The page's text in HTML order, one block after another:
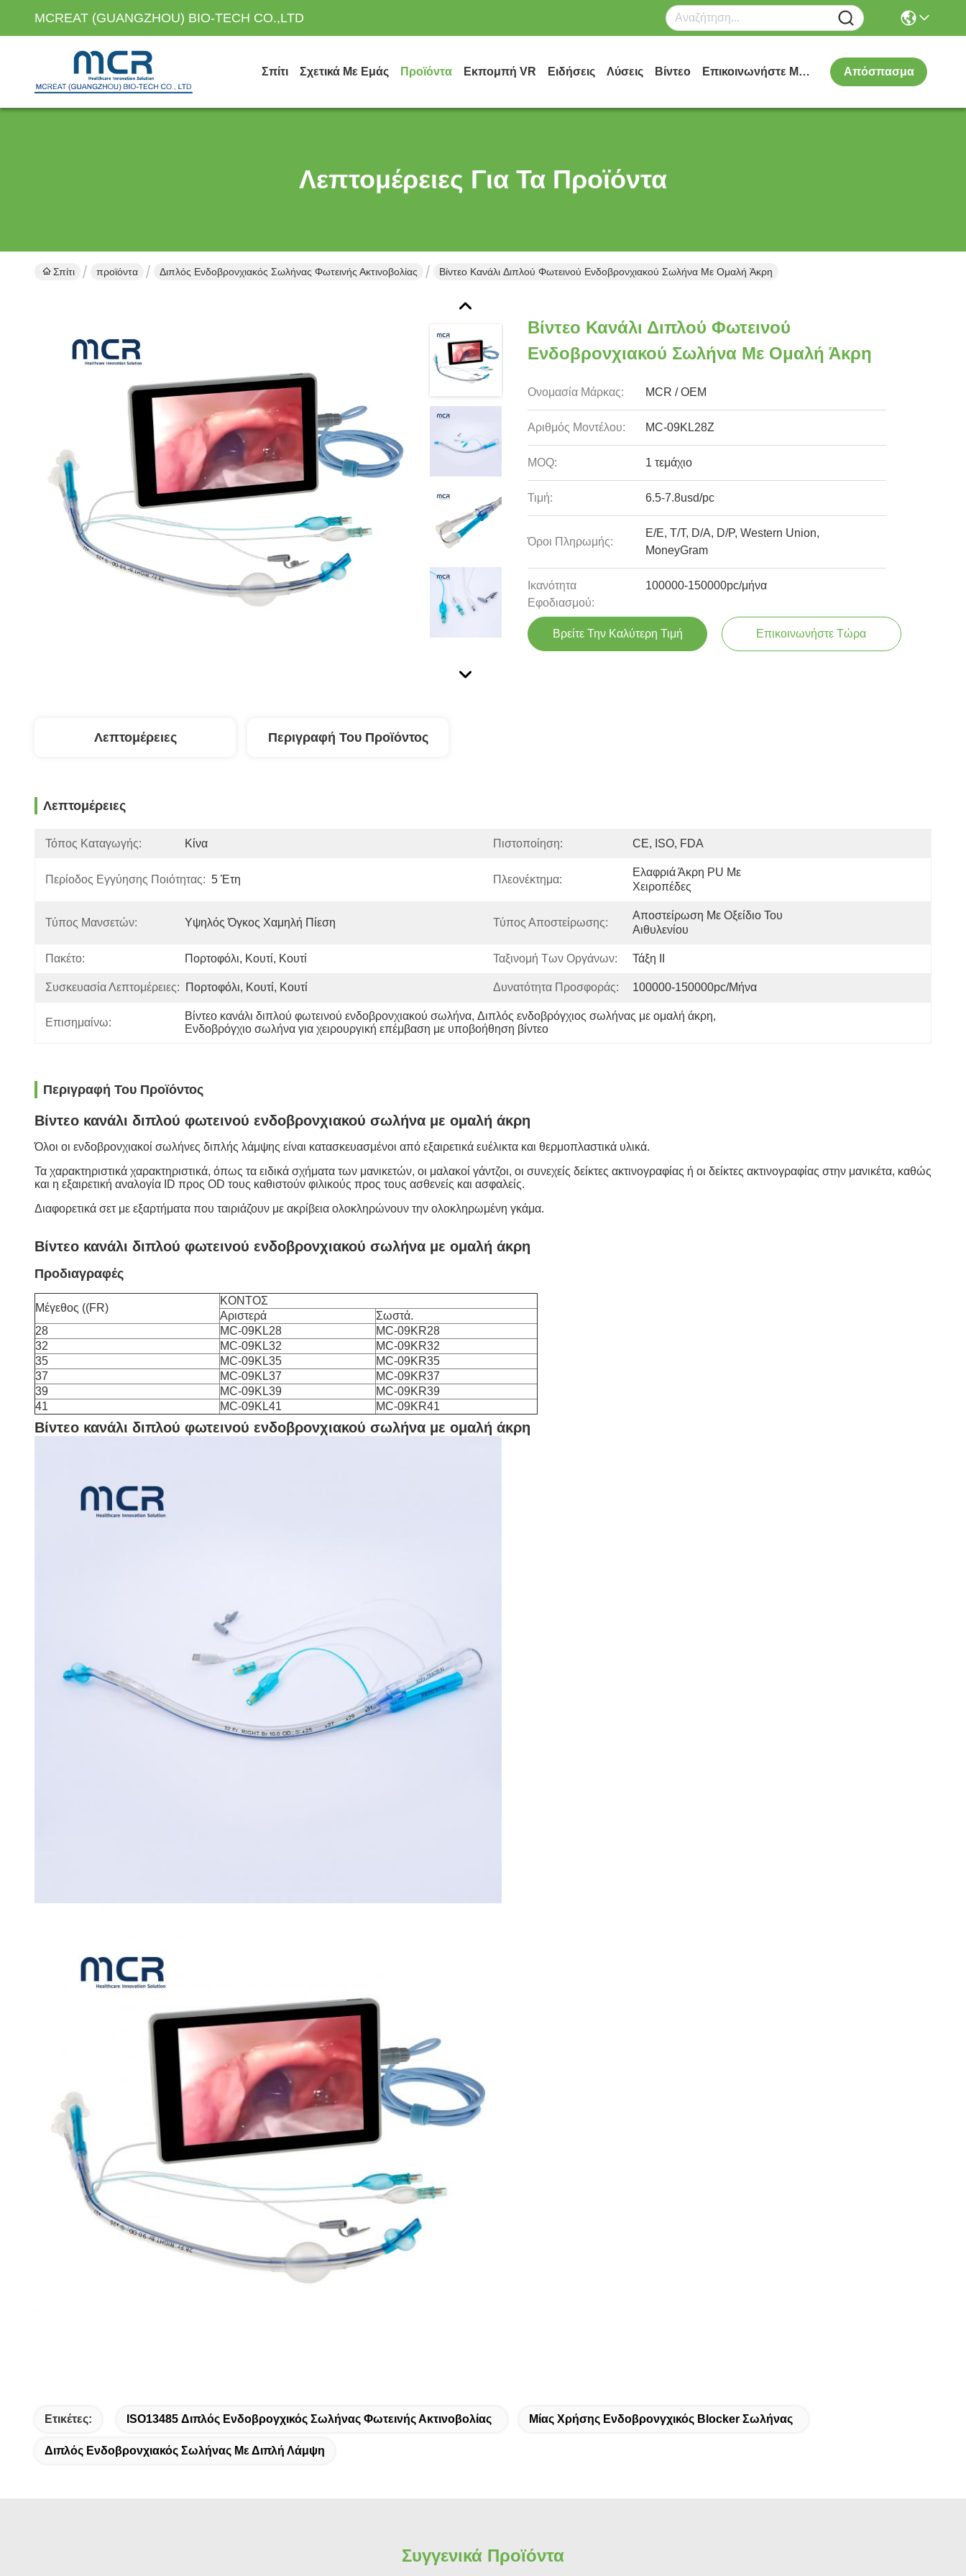
MCREAT (GUANGZHOU) BIO-TECH CO.,LTD
Σπίτι Σχετικά Με Εμάς Προϊόντα Εκπομπή VR Ειδήσεις Λύσεις Βίντεο Επικοινωνήστε Μαζί Μας Απόσπασμα
Λεπτομέρειες Για Τα Προϊόντα
Σπίτι προϊόντα Διπλός Ενδοβρονχιακός Σωλήνας Φωτεινής Ακτινοβολίας Βίντεο Κανάλι Διπλού Φωτεινού Ενδοβρονχιακού Σωλήνα Με Ομαλή Άκρη
Βίντεο Κανάλι Διπλού Φωτεινού
Ενδοβρονχιακού Σωλήνα Με Ομαλή Άκρη
Ονομασία Μάρκας: MCR / OEM
Αριθμός Μοντέλου: MC-09KL28Z
MOQ: 1 τεμάχιο
Τιμή: 6.5-7.8usd/pc
Όροι Πληρωμής:
Ε/Ε, Τ/Τ, D/A, D/P, Western Union,
MoneyGram
Ικανότητα
Εφοδιασμού:
100000-150000pc/μήνα
Βρείτε Την Καλύτερη Τιμή Επικοινωνήστε Τώρα
Λεπτομέρειες Περιγραφή Του Προϊόντος
Λεπτομέρειες
Τόπος Καταγωγής: Κίνα Πιστοποίηση: CE, ISO, FDA
Περίοδος Εγγύησης Ποιότητας: 5 Έτη Πλεονέκτημα:
Ελαφριά Άκρη PU Με
Χειροπέδες
Τύπος Μανσετών: Υψηλός Όγκος Χαμηλή Πίεση Τύπος Αποστείρωσης:
Αποστείρωση Με Οξείδιο Του
Αιθυλενίου
Πακέτο: Πορτοφόλι, Κουτί, Κουτί Ταξινομή Των Οργάνων: Τάξη ΙΙ
Συσκευασία Λεπτομέρειες: Πορτοφόλι, Κουτί, Κουτί Δυνατότητα Προσφοράς: 100000-150000pc/μήνα
Επισημαίνω:
Βίντεο κανάλι διπλού φωτεινού ενδοβρονχιακού σωλήνα, Διπλός ενδοβρόγχιος σωλήνας με ομαλή άκρη,
Ενδοβρόγχιο σωλήνα για χειρουργική επέμβαση με υποβοήθηση βίντεο
Περιγραφή Του Προϊόντος
Βίντεο κανάλι διπλού φωτεινού ενδοβρονχιακού σωλήνα με ομαλή άκρη
Όλοι οι ενδοβρονχιακοί σωλήνες διπλής λάμψης είναι κατασκευασμένοι από εξαιρετικά ευέλικτα και θερμοπλαστικά υλικά.
Τα χαρακτηριστικά χαρακτηριστικά, όπως τα ειδικά σχήματα των μανικετών, οι μαλακοί γάντζοι, οι συνεχείς δείκτες ακτινογραφίας ή οι δείκτες ακτινογραφίας στην μανικέτα, καθώς
και η εξαιρετική αναλογία ID προς OD τους καθιστούν φιλικούς προς τους ασθενείς και ασφαλείς.
Διαφορετικά σετ με εξαρτήματα που ταιριάζουν με ακρίβεια ολοκληρώνουν την ολοκληρωμένη γκάμα.
Βίντεο κανάλι διπλού φωτεινού ενδοβρονχιακού σωλήνα με ομαλή άκρη
Προδιαγραφές
Μέγεθος ((FR)
ΚΟΝΤΟΣ
Αριστερά
Σωστά.
28
MC-09KL28
MC-09KR28
32
MC-09KL32
MC-09KR32
35
MC-09KL35
MC-09KR35
37
MC-09KL37
MC-09KR37
39
MC-09KL39
MC-09KR39
41
MC-09KL41 MC-09KR41
Βίντεο κανάλι διπλού φωτεινού ενδοβρονχιακού σωλήνα με ομαλή άκρη
Ετικέτες: ISO13485 Διπλός Ενδοβρογχικός Σωλήνας Φωτεινής Ακτινοβολίας Μίας Χρήσης Ενδοβρονγχικός Blocker Σωλήνας
Διπλός Ενδοβρονχιακός Σωλήνας Με Διπλή Λάμψη
Συγγενικά Προϊόντα